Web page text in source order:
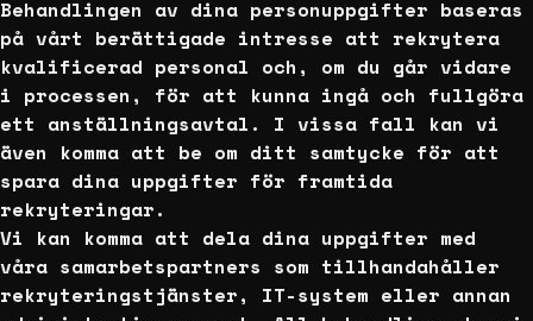
Behandlingen av dina personuppgifter baseras
på vårt berättigade intresse att rekrytera
kvalificerad personal och, om du går vidare
i processen, för att kunna ingå och fullgöra
ett anställningsavtal. I vissa fall kan vi
även komma att be om ditt samtycke för att
spara dina uppgifter för framtida
rekryteringar.
Vi kan komma att dela dina uppgifter med
våra samarbetspartners som tillhandahåller
rekryteringstjänster, IT-system eller annan